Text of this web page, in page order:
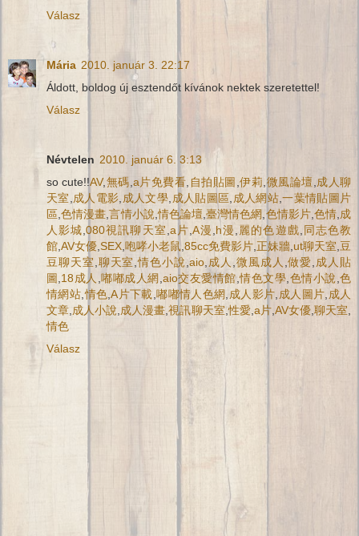
Válasz
Mária 2010. január 3. 22:17
Áldott, boldog új esztendőt kívánok nektek szeretettel!
Válasz
Névtelen 2010. január 6. 3:13
so cute!!AV, 無碼 a片免費看 自拍貼圖 伊莉 微風論壇 成人聊
天室 成人電影 成人文學 成人貼圖區 成人網站, 一葉情貼圖片
區 ,色情漫畫 ,言情小說 ,情色論壇 ,臺灣情色網 色情影片, 色情, 成
人影城 ,080視訊聊天室 a片 A漫 h漫 麗的色遊戲 同志色教
館 AV女優 SEX 咆哮小老鼠 85cc免費影片 正妹牆 ut聊天室 豆
豆聊天室 聊天室 ,情色小說 ,aio 成人 微風成人 做愛 成人貼
圖 18成人 嘟嘟成人網 aio交友愛情館 ,情色文學 色情小說 色
情網站 ,情色 ,A片下載 嘟嘟情人色網 成人影片 成人圖片 成人
文章 成人小說 成人漫畫 ,視訊聊天室,性愛, a片, AV女優, 聊天室
情色
Válasz